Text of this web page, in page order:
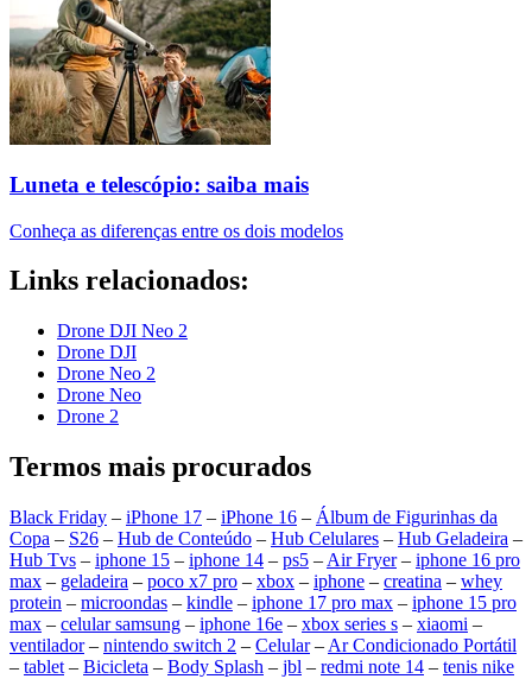
Luneta e telescópio: saiba mais
Conheça as diferenças entre os dois modelos
Links relacionados:
Drone DJI Neo 2
Drone DJI
Drone Neo 2
Drone Neo
Drone 2
Termos mais procurados
Black Friday – iPhone 17 – iPhone 16 – Álbum de Figurinhas da
Copa – S26 – Hub de Conteúdo – Hub Celulares – Hub Geladeira –
Hub Tvs – iphone 15 – iphone 14 – ps5 – Air Fryer– iphone 16 pro
max – geladeira – poco x7 pro – xbox – iphone – creatina – whey
protein – microondas – kindle – iphone 17 pro max – iphone 15 pro
max – celular samsung – iphone 16e – xbox series s – xiaomi –
ventilador– nintendo switch 2 – Celular– Ar Condicionado Portátil
– tablet – Bicicleta – Body Splash – jbl – redmi note 14 – tenis nike